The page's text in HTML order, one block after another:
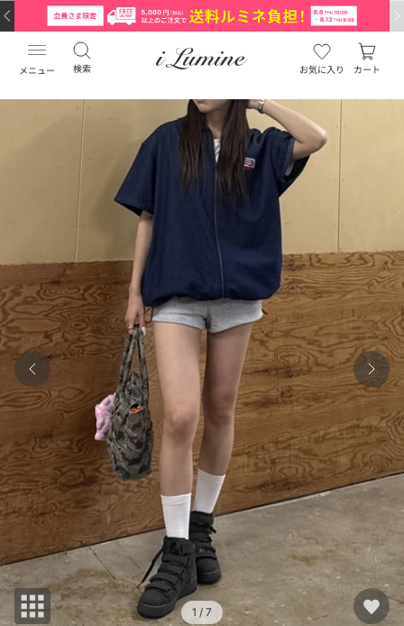
メニュー 検索 お気に入り カート
1 / 7